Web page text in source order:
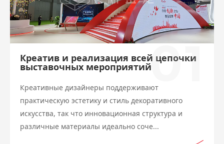
Креатив и реализация всей цепочки
выставочных мероприятий01
Креативные дизайнеры поддерживают
практическую эстетику и стиль декоративного
искусства, так что инновационная структура и
различные материалы идеально соче...